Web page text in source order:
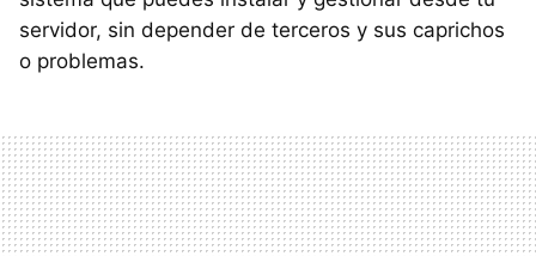
servidor, sin depender de terceros y sus caprichos
o problemas.